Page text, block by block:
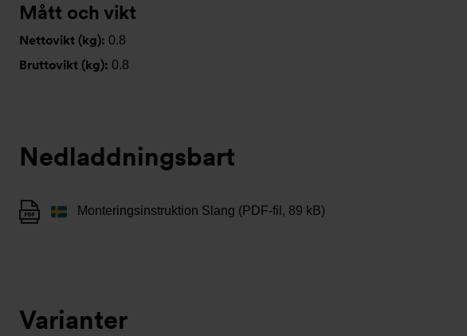
Mått och vikt
Nettovikt (kg): 0.8
Bruttovikt (kg): 0.8
Nedladdningsbart
Monteringsinstruktion Slang (PDF-fil, 89 kB)
Varianter